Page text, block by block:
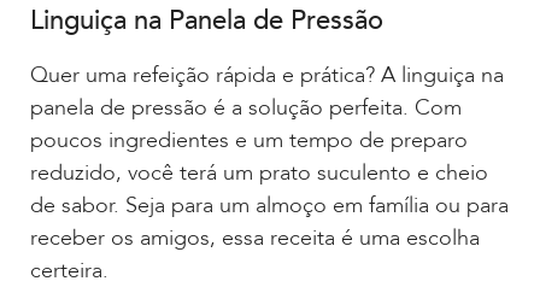
Linguiça na Panela de Pressão
Quer uma refeição rápida e prática? A linguiça na
panela de pressão é a solução perfeita. Com
poucos ingredientes e um tempo de preparo
reduzido, você terá um prato suculento e cheio
de sabor. Seja para um almoço em família ou para
receber os amigos, essa receita é uma escolha
certeira.